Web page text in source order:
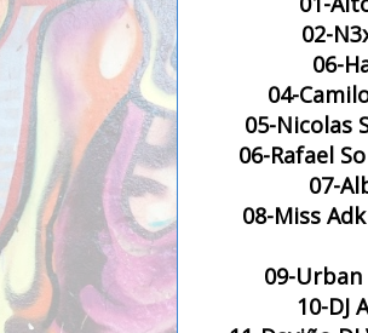
02-
06-
04-
05-Nicolas
06-Rafael
07-
08-Miss
09-
10-DJ